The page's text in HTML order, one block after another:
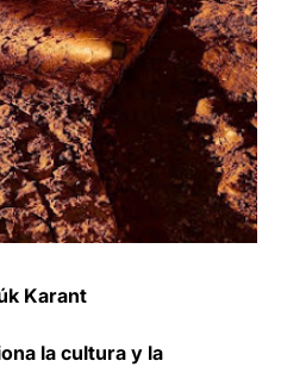
Karant
la cultura y la